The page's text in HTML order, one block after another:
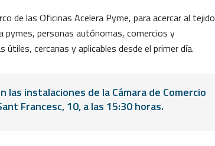
de las Oficinas Acelera Pyme, para acercar al tejido
pymes, personas autónomas, comercios y
cercanas y aplicables desde el primer día.
las instalaciones de la Cámara de Comercio
Francesc, 10, a las 15:30 horas.